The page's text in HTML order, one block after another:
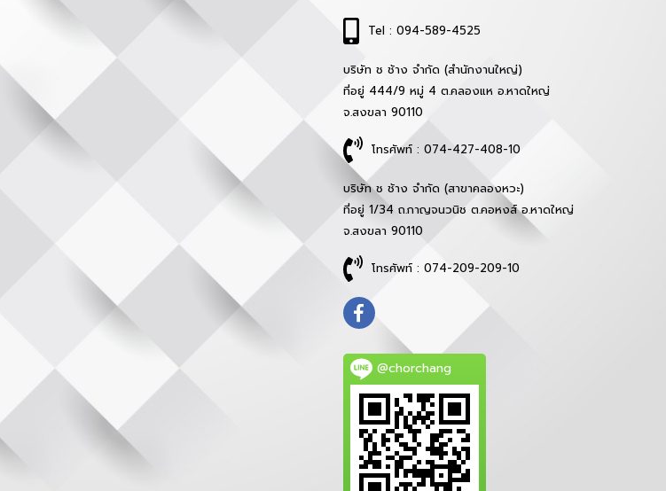
Tel : 094-589-4525
บริษัท ช ช้าง จำกัด (สำนักงานใหญ่)
ที่อยู่ 444/9 หมู่ 4 ต.คลองแห อ.หาดใหญ่
จ.สงขลา 90110
โทรศัพท์ : 074-427-408-10
บริษัท ช ช้าง จำกัด (สาขาคลองหวะ)
ที่อยู่ 1/34 ถ.กาญจนวนิช ต.คอหงส์ อ.หาดใหญ่
จ.สงขลา 90110
โทรศัพท์ : 074-209-209-10
@chorchang